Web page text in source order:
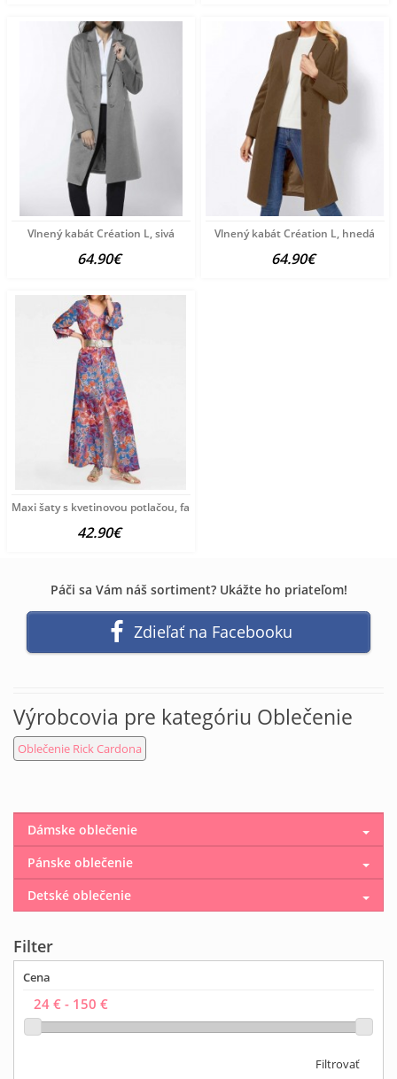
Vlnený kabát Création L, sivá
64.90€
Vlnený kabát Création L, hnedá
64.90€
Maxi šaty s kvetinovou potlačou, farebné
42.90€
Páči sa Vám náš sortiment? Ukážte ho priateľom!
Zdieľať na Facebooku
Výrobcovia pre kategóriu Oblečenie
Oblečenie Rick Cardona
Dámske oblečenie
Pánske oblečenie
Detské oblečenie
Filter
Cena
Filtrovať